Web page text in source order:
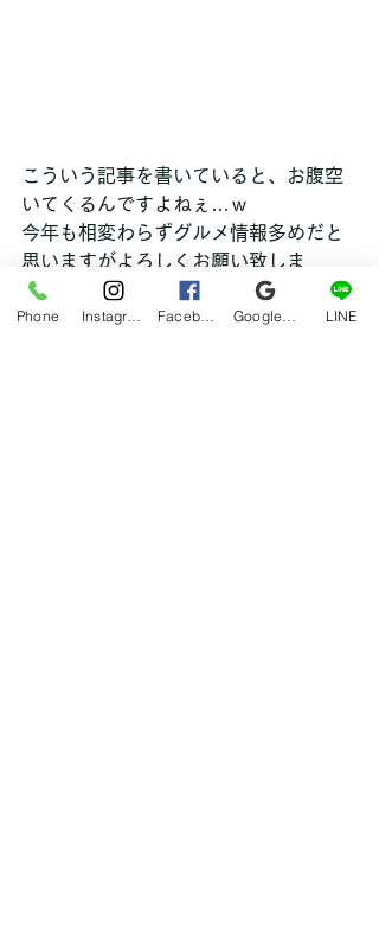
こういう記事を書いていると、お腹空
いてくるんですよねぇ…ｗ
今年も相変わらずグルメ情報多めだと
思いますがよろしくお願い致しま
す！！
hana
Phone LINE